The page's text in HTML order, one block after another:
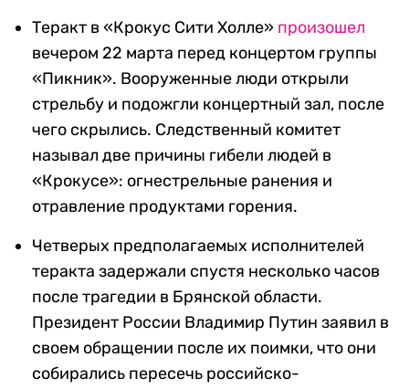
Теракт в «Крокус Сити Холле» произошел
вечером 22 марта перед концертом группы
«Пикник». Вооруженные люди открыли
стрельбу и подожгли концертный зал, после
чего скрылись. Следственный комитет
называл две причины гибели людей в
«Крокусе»: огнестрельные ранения и
отравление продуктами горения.
Четверых предполагаемых исполнителей
теракта задержали спустя несколько часов
после трагедии в Брянской области.
Президент России Владимир Путин заявил в
своем обращении после их поимки, что они
собирались пересечь российско-